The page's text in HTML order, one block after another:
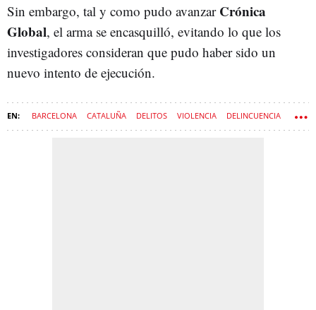
Sin embargo, tal y como pudo avanzar Crónica
Global, el arma se encasquilló, evitando lo que los
investigadores consideran que pudo haber sido un
nuevo intento de ejecución.
BARCELONA CATALUÑA DELITOS VIOLENCIA DELINCUENCIA